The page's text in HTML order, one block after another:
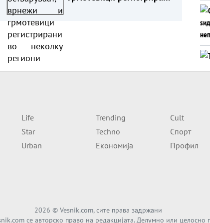
Life
Star
Urban
Trending
Techno
Економија
Cult
Спорт
Профил
2026 © Vesnik.com, сите права задржани
се авторско право на редакцијата. Делумно или целосно